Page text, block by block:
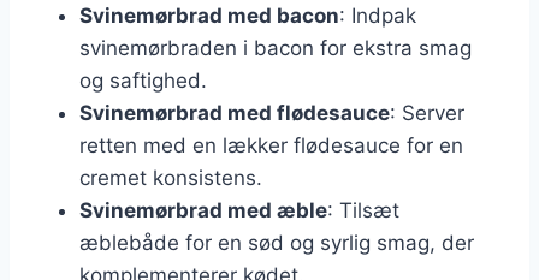
Svinemørbrad med bacon: Indpak
svinemørbraden i bacon for ekstra smag
og saftighed.
Svinemørbrad med flødesauce: Server
retten med en lækker flødesauce for en
cremet konsistens.
Svinemørbrad med æble: Tilsæt
æblebåde for en sød og syrlig smag, der
komplementerer kødet.